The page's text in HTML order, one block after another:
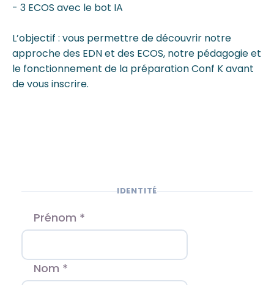
- 3 ECOS avec le bot IA
L’objectif : vous permettre de découvrir notre
approche des EDN et des ECOS, notre pédagogie et
le fonctionnement de la préparation Conf K avant
de vous inscrire.
IDENTITÉ
Prénom *
Nom *